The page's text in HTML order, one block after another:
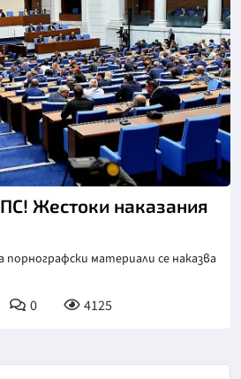
Жестоки наказания
материали се наказва
0 4125